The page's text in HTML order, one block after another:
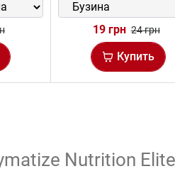
19 грн 24 грн
Купить
Nutrition